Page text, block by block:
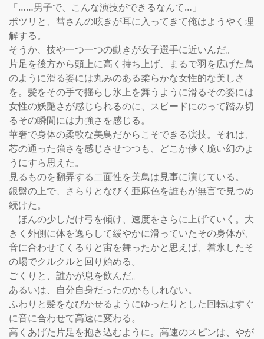
「……男子で、こんな演技ができるなんて…」
ポツリと、彗さんの呟きが耳に入ってきて俺はようやく理
解する。
そうか、技や一つ一つの動きが女子選手に近いんだ。
片足を後方から頭上に高く持ち上げ、まるで羽を広げた鳥
のように滑る姿には丸みのある柔らかな女性的な美しさ
を。髪をその手で揺らし氷上を舞うように滑るその姿には
女性の妖艶さが感じられるのに、スピードにのって踏み切
るその瞬間には力強さを感じる。
華奢で身体の柔軟な美鳥だからこそできる演技。それは、
芯の通った強さを感じさせつつも、どこか儚く脆い幻のよ
うにすら思えた。
見るものを翻弄する二面性を美鳥は見事に演じている。
銀盤の上で、さらりとなびく亜麻色を誰もが無言で見つめ
続けた。
きく外側に体を逸らして緩やかに滑っていたその身体が、
音に合わせてくるりと宙を舞ったかと思えば、着氷したそ
の場でクルクルと回り始める。
ごくりと、誰かが息を飲んだ。
あるいは、自分自身だったのかもしれない。
ふわりと髪をなびかせるようにゆったりとした回転はすぐ
に音に合わせて高速に変わる。
高くあげた片足を抱き込むように。高速のスピンは、やが